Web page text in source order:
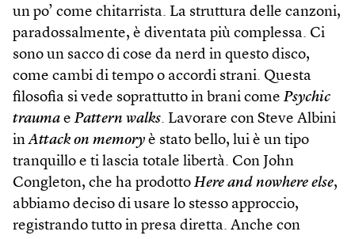
un po’ come chitarrista. La struttura delle canzoni,
paradossalmente, è diventata più complessa. Ci
sono un sacco di cose da nerd in questo disco,
come cambi di tempo o accordi strani. Questa
filosofia si vede soprattutto in brani come Psychic
trauma e Pattern walks. Lavorare con Steve Albini
inAttack on memory è stato bello, lui è un tipo
tranquillo e ti lascia totale libertà. Con John
Congleton, che ha prodotto Here and nowhere else,
abbiamo deciso di usare lo stesso approccio,
registrando tutto in presa diretta. Anche con